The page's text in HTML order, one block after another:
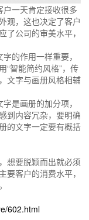
一天肯定接收很多
观，这也决定了客户
公司的审美水平，
的作用一样重要，
“智能简约风格”，传
文字与画册风格相辅
是画册的加分项，
到内容冗杂，要明确
的文字一定要有概括
想要脱颖而出就必须
客户的消费水平，
602.html